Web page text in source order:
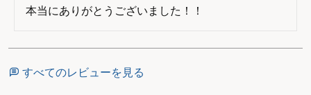
本当にありがとうございました！！
すべてのレビューを見る